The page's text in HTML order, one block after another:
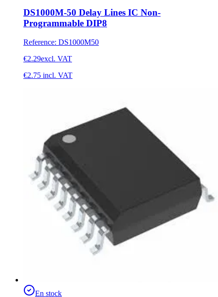
DS1000M-50 Delay Lines IC Non-
Programmable DIP8
Reference: DS1000M50
€2.29excl. VAT
€2.75 incl. VAT
En stock